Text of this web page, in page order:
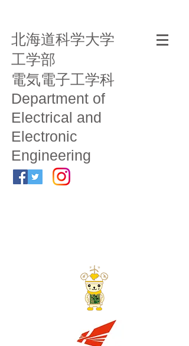
北海道科学大学
工学部
電気電子工学科
Department of
Electrical and
Electronic
Engineering